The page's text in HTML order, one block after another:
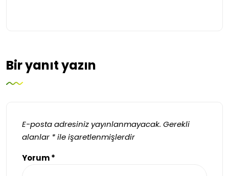
Bir yanıt yazın
E-posta adresiniz yayınlanmayacak. Gerekli
alanlar *ile işaretlenmişlerdir
Yorum*